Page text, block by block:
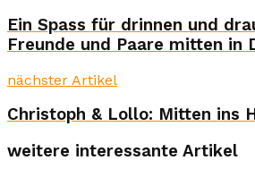
Ein Spass für drinnen und
Freunde und Paare mitten in
nächster Artikel
Christoph & Lollo: Mitten ins
weitere interessante Artikel